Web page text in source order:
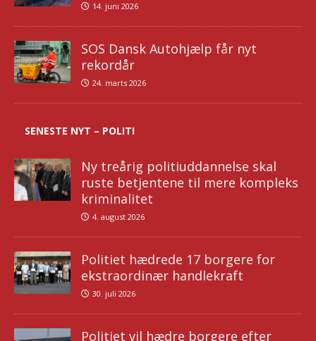
14. juni 2026
SOS Dansk Autohjælp får nyt
rekordår
24. marts 2026
SENESTE NYT – POLITI
Ny treårig politiuddannelse skal
ruste betjentene til mere kompleks
kriminalitet
4. august 2026
Politiet hædrede 17 borgere for
ekstraordinær handlekraft
30. juli 2026
Politiet vil hædre borgere efter